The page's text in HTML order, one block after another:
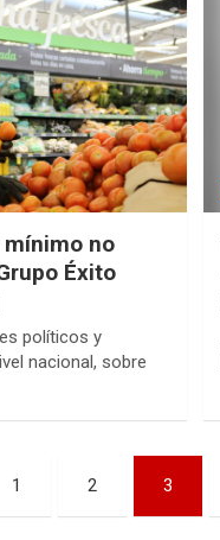
mínimo no
Éxito
políticos y
nacional, sobre
1 2 3